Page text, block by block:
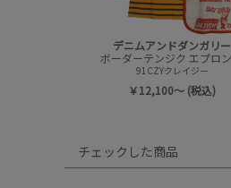
デニムアンドダンガリー
91CZYクレイジー
￥12,100～ (税込)
チェックした商品